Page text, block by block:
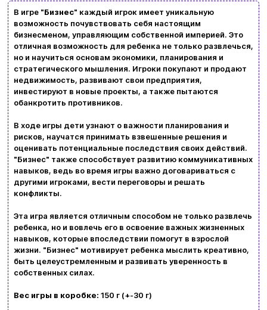
В игре "Бизнес" каждый игрок имеет уникальную
возможность почувствовать себя настоящим
бизнесменом, управляющим собственной империей. Это
отличная возможность для ребенка не только развлечься,
но и научиться основам экономики, планирования и
стратегического мышления. Игроки покупают и продают
недвижимость, развивают свои предприятия,
инвестируют в новые проекты, а также пытаются
обанкротить противников.
В ходе игры дети узнают о важности планирования и
рисков, научатся принимать взвешенные решения и
оценивать потенциальные последствия своих действий.
"Бизнес" также способствует развитию коммуникативных
навыков, ведь во время игры важно договариваться с
другими игроками, вести переговоры и решать
конфликты.
Эта игра является отличным способом не только развлечь
ребенка, но и вовлечь его в освоение важных жизненных
навыков, которые впоследствии помогут в взрослой
жизни. "Бизнес" мотивирует ребенка мыслить креативно,
быть целеустремленным и развивать уверенность в
собственных силах.
Вес игры в коробке: 150 г (+-30 г)
Бренды
Доставка и оплата
Новости и статьи
Возврат и обмен товаров
Контакты
+380996393746
Заказать звонок
kubix.boardgames@gmail.com
UAㅤ
Ваша корзина сейчас пуста
Просмотрите ассортимент нашего магазина и
вы обязательно найдете что-нибудь
интересное